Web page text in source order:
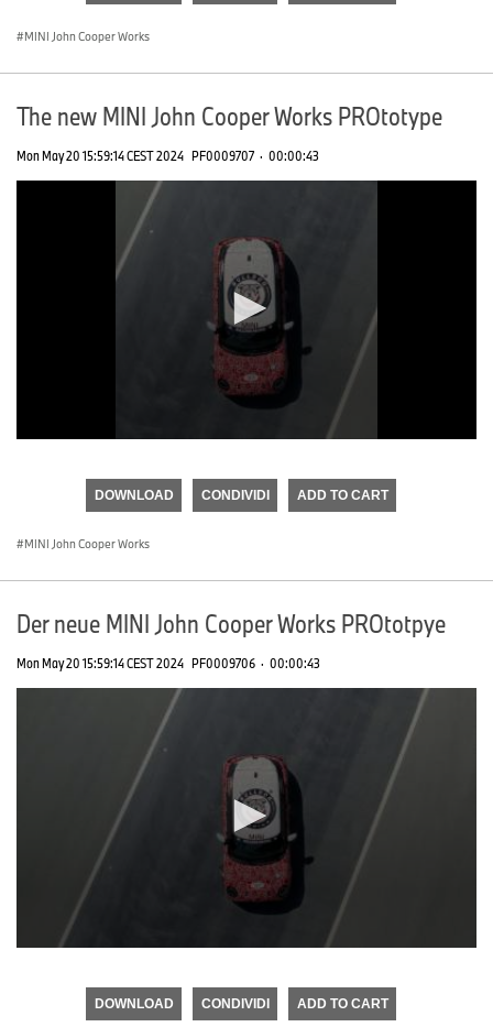
MINI John Cooper Works
The new MINI John Cooper Works PROtotype
Mon May 20 15:59:14 CEST 2024 PF0009707 · 00:00:43
DOWNLOAD CONDIVIDI ADD TO CART
MINI John Cooper Works
Der neue MINI John Cooper Works PROtotpye
Mon May 20 15:59:14 CEST 2024 PF0009706 · 00:00:43
DOWNLOAD CONDIVIDI ADD TO CART